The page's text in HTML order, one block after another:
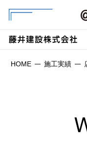
HOME 施工実績